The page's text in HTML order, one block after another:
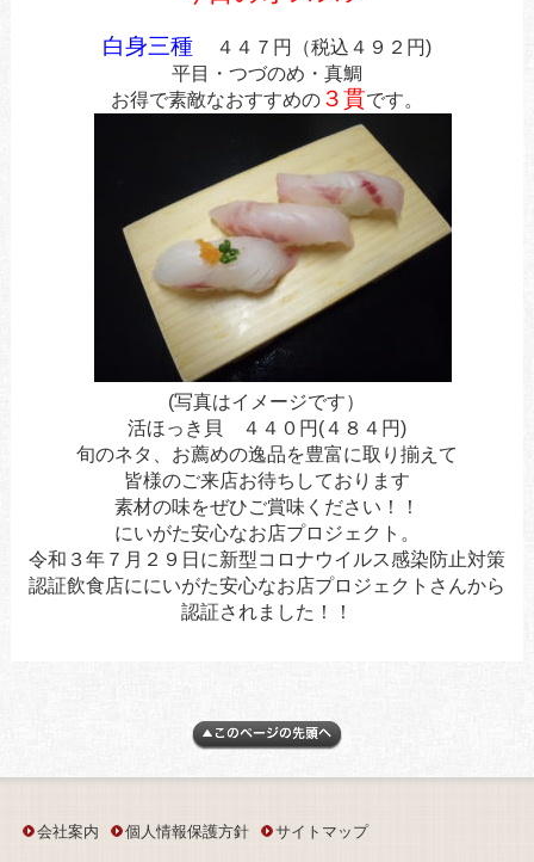
白身三種
４４７円（税込４９２円)
平目・つづのめ ・真鯛
お得で素敵なおすすめの３貫です。
(写真はイメージです）
活ほっき貝 ４４０円(４８４円)
旬のネタ、お薦めの逸品を豊富に取り揃えて
皆様のご来店お待ちしております
素材の味をぜひご賞味ください！！
にいがた安心なお店プロジェクト。
令和３年７月２９日に新型コロナウイルス感染防止対策
認証飲食店ににいがた安心なお店プロジェクトさんから
認証されました！！
会社案内 個人情報保護方針 サイトマップ